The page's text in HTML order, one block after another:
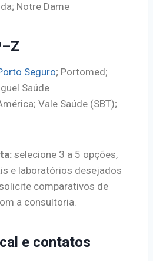
Notre Dame
Seguro; Portomed;
Saúde
Vale Saúde (SBT);
selecione 3 a 5 opções,
e laboratórios desejados
comparativos de
a consultoria.
e contatos